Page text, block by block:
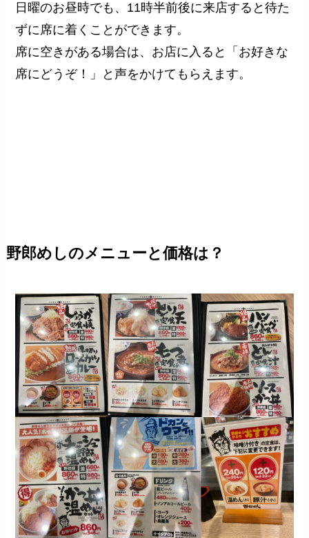
日曜のお昼時でも、11時半前後に来店すると待た
ずに席に着くことができます。
席に空きがある場合は、お店に入ると「お好きな
席にどうぞ！」と声をかけてもらえます。
野郎めしのメニューと価格は？